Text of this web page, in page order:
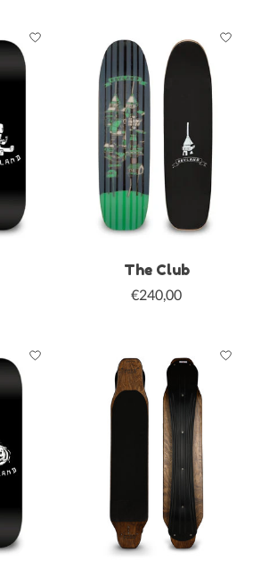
The Club
€240,00